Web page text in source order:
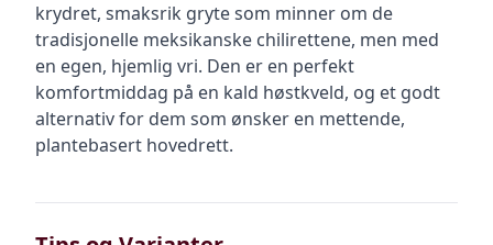
krydret, smaksrik gryte som minner om de
tradisjonelle meksikanske chilirettene, men med
en egen, hjemlig vri. Den er en perfekt
komfortmiddag på en kald høstkveld, og et godt
alternativ for dem som ønsker en mettende,
plantebasert hovedrett.